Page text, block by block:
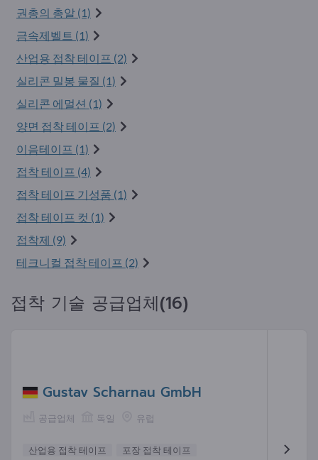
권총의 총알 (1)
금속제벨트 (1)
산업용 접착 테이프 (2)
실리콘 밀봉 물질 (1)
실리콘 에멀션 (1)
양면 접착 테이프 (2)
이음테이프 (1)
접착 테이프 (4)
접착 테이프 기성품 (1)
접착 테이프 컷 (1)
접착제 (9)
테크니컬 접착 테이프 (2)
접착 기술 공급업체(16)
Gustav Scharnau GmbH
공급업체 독일 유럽
산업용 접착 테이프
포장 접착 테이프